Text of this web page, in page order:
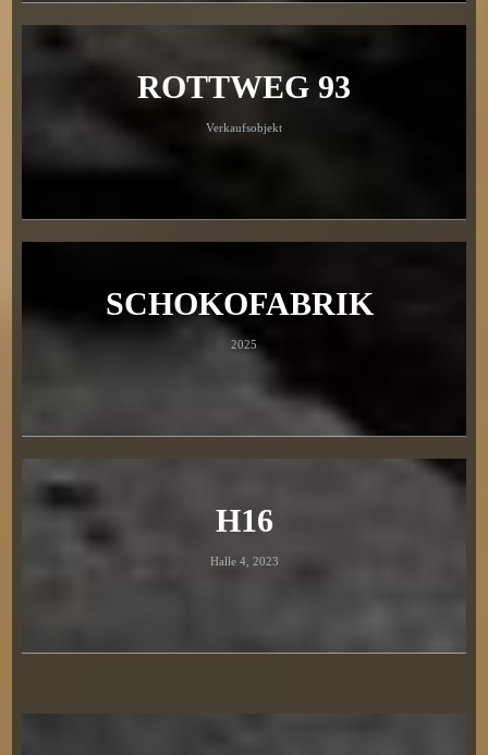
ROTTWEG 93
Verkaufsobjekt
SCHOKOFABRIK
2025
H16
Halle 4, 2023